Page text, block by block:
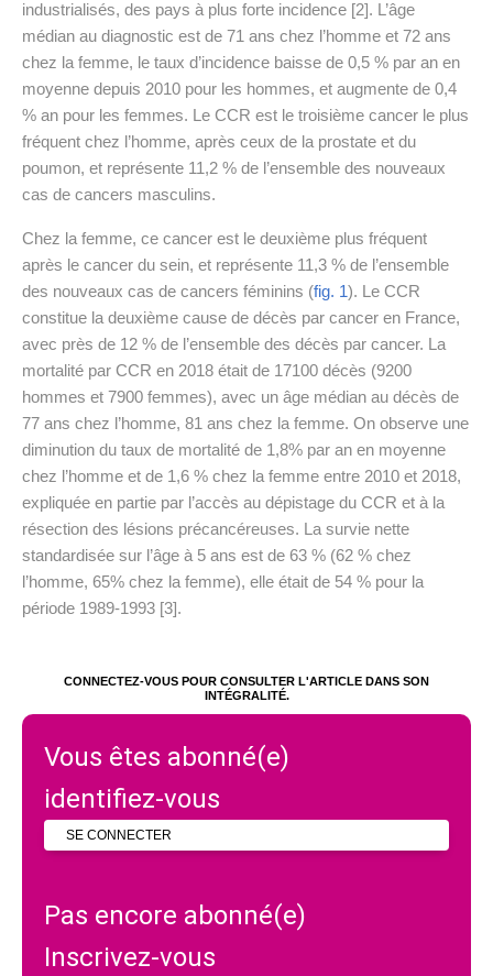
industrialisés, des pays à plus forte incidence [2]. L’âge
médian au diagnostic est de 71 ans chez l’homme et 72 ans
chez la femme, le taux d’incidence baisse de 0,5 % par an en
moyenne depuis 2010 pour les hommes, et augmente de 0,4
% an pour les femmes. Le CCR est le troisième cancer le plus
fréquent chez l’homme, après ceux de la prostate et du
poumon, et représente 11,2 % de l’ensemble des nouveaux
cas de cancers masculins.
Chez la femme, ce cancer est le deuxième plus fréquent
après le cancer du sein, et représente 11,3 % de l’ensemble
des nouveaux cas de cancers féminins (fig. 1). Le CCR
constitue la deuxième cause de décès par cancer en France,
avec près de 12 % de l’ensemble des décès par cancer. La
mortalité par CCR en 2018 était de 17100 décès (9200
hommes et 7900 femmes), avec un âge médian au décès de
77 ans chez l’homme, 81 ans chez la femme. On observe une
diminution du taux de mortalité de 1,8% par an en moyenne
chez l’homme et de 1,6 % chez la femme entre 2010 et 2018,
expliquée en partie par l’accès au dépistage du CCR et à la
résection des lésions précancéreuses. La survie nette
standardisée sur l’âge à 5 ans est de 63 % (62 % chez
l’homme, 65% chez la femme), elle était de 54 % pour la
période 1989-1993 [3].
CONNECTEZ-VOUS POUR CONSULTER L'ARTICLE DANS SON
INTÉGRALITÉ.
Vous êtes abonné(e)
identifiez-vous
SE CONNECTER
Pas encore abonné(e)
Inscrivez-vous